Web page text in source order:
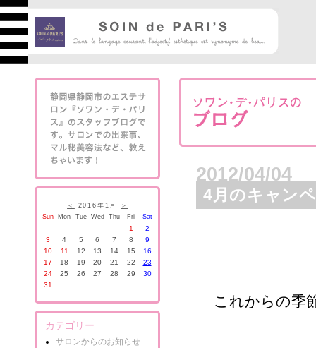
＜ 2016年1月
＞
Sun
Mon Tue Wed Thu Fri Sat
1
2
3
4 5 6 7 8
9
10
11 12 13 14 15
16
17
18 19 20 21 22
23
24
25 26 27 28 29
30
31
カテゴリー
サロンからのお知らせ
2012/04/04
4月のキャン
これからの季